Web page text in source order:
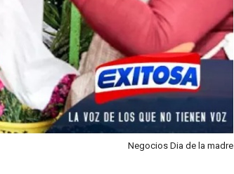
Negocios Dia de la madre